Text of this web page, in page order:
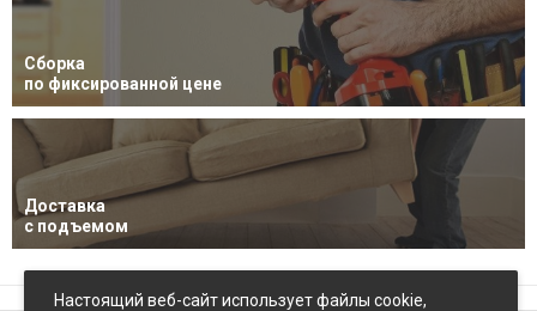
Сборка
по фиксированной цене
Доставка
с подъемом
Настоящий веб-сайт использует файлы cookie,